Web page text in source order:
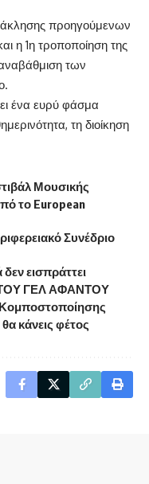
προηγούμενων
η 1η τροποποίηση της
των
ένα ευρύ φάσμα
τη διοίκηση
Μουσικής
το European
Συνέδριο
εισπράττει
ΓΕΛ ΑΦΑΝΤΟΥ
Κομποστοποίησης
κάνεις φέτος